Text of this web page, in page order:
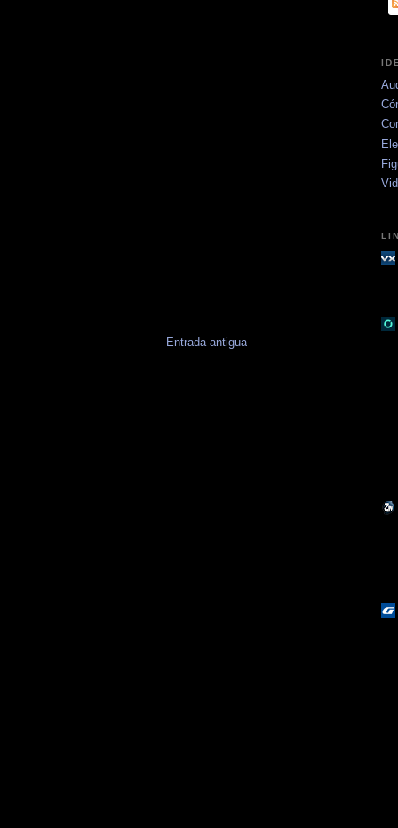
Entrada antigua